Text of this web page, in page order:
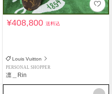
¥408,800送料込
Louis Vuitton
PERSONAL SHOPPER
凛＿Rin